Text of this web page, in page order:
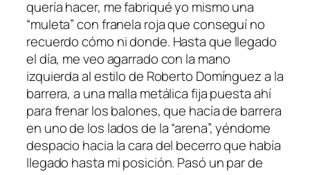
quería hacer, me fabriqué yo mismo una
“muleta” con franela roja que conseguí no
recuerdo cómo ni donde. Hasta que llegado
el día, me veo agarrado con la mano
izquierda al estilo de Roberto Domínguez a la
barrera, a una malla metálica fija puesta ahí
para frenar los balones, que hacía de barrera
en uno de los lados de la “arena”, yéndome
despacio hacia la cara del becerro que había
llegado hasta mi posición. Pasó un par de